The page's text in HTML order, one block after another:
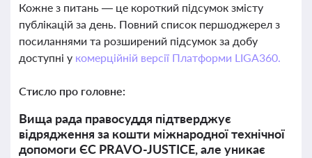
Кожне з питань — це короткий підсумок змісту
публікацій за день. Повний список першоджерел з
посиланнями та розширений підсумок за добу
доступні у комерційній версії Платформи LIGA360.
Стисло про головне:
Вища рада правосуддя підтверджує
відрядження за кошти міжнародної технічної
допомоги ЄС PRAVO-JUSTICE, але уникає